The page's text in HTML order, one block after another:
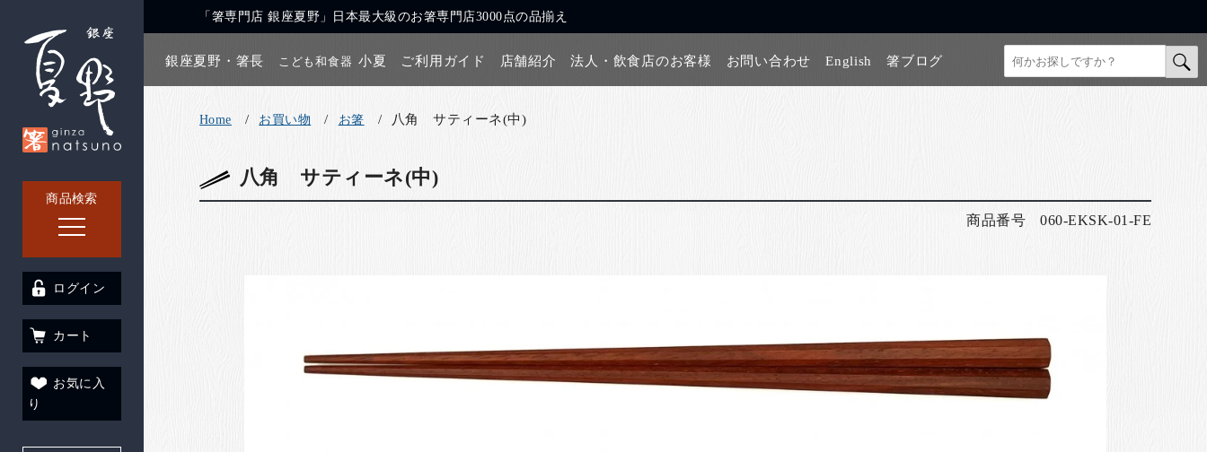
商品検索
「箸専門店 銀座夏野」日本最大級のお箸専門店3000点の品揃え
銀座夏野・箸長 こども和食器 小夏 ご利用ガイド 店舗紹介 法人・飲食店のお客様 お問い合わせ English 箸ブログ
ログイン
カート
お気に入
り
Home お買い物 お箸 八角 サティーネ(中)
八角 サティーネ(中)
商品番号 060-EKSK-01-FE